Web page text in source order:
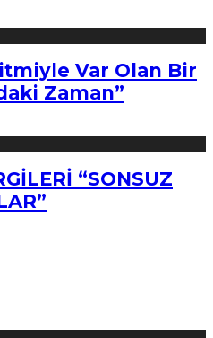
Var Olan Bir
Zaman”
“SONSUZ